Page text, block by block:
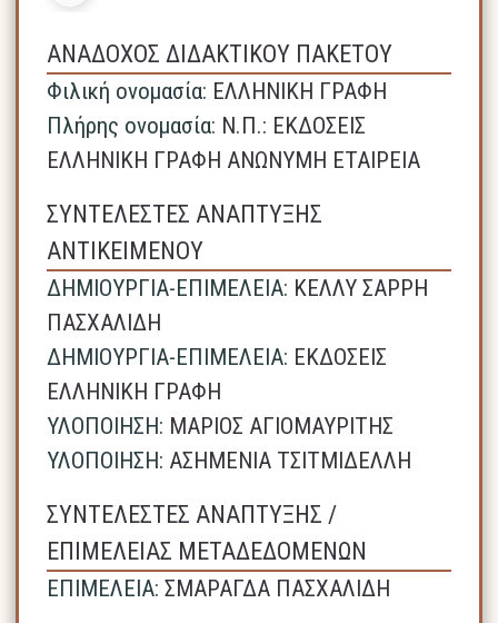
ΑΝΑΔΟΧΟΣ ΔΙΔΑΚΤΙΚΟΥ ΠΑΚΕΤΟΥ
Φιλική ονομασία: ΕΛΛΗΝΙΚΗ ΓΡΑΦΗ
Πλήρης ονομασία: N.Π.: ΕΚΔΟΣΕΙΣ
ΕΛΛΗΝΙΚΗ ΓΡΑΦΗ ΑΝΩΝΥΜΗ ΕΤΑΙΡΕΙΑ
ΣΥΝΤΕΛΕΣΤΕΣ ΑΝΑΠΤΥΞΗΣ
ΑΝΤΙΚΕΙΜΕΝΟΥ
ΔΗΜΙΟΥΡΓΙΑ-ΕΠΙΜΕΛΕΙΑ: ΚΕΛΛΥ ΣΑΡΡΗ
ΠΑΣΧΑΛΙΔΗ
ΔΗΜΙΟΥΡΓΙΑ-ΕΠΙΜΕΛΕΙΑ: ΕΚΔΟΣΕΙΣ
ΕΛΛΗΝΙΚΗ ΓΡΑΦΗ
ΥΛΟΠΟΙΗΣΗ: ΜΑΡΙΟΣ ΑΓΙΟΜΑΥΡΙΤΗΣ
ΥΛΟΠΟΙΗΣΗ: ΑΣΗΜΕΝΙΑ ΤΣΙΤΜΙΔΕΛΛΗ
ΣΥΝΤΕΛΕΣΤΕΣ ΑΝΑΠΤΥΞΗΣ /
ΕΠΙΜΕΛΕΙΑΣ ΜΕΤΑΔΕΔΟΜΕΝΩΝ
ΕΠΙΜΕΛΕΙΑ: ΣΜΑΡΑΓΔΑ ΠΑΣΧΑΛΙΔΗ